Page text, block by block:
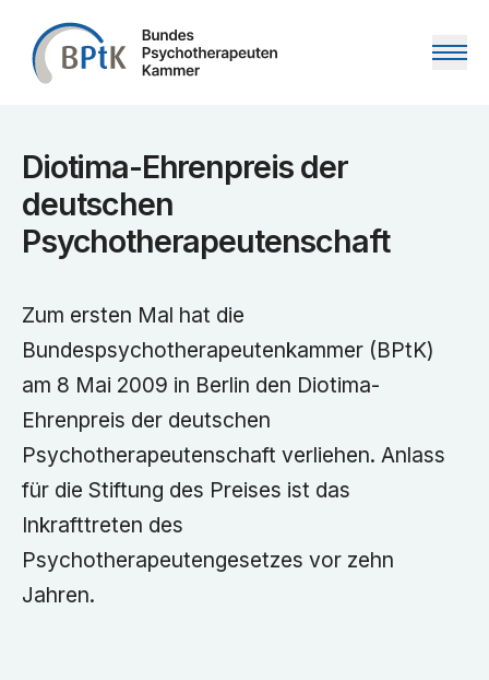
Zum Inhalt springen
Diotima-Ehrenpreis der
deutschen
Psychotherapeutenschaft
Zum ersten Mal hat die
Bundespsychotherapeutenkammer (BPtK)
am 8 Mai 2009 in Berlin den Diotima-
Ehrenpreis der deutschen
Psychotherapeutenschaft verliehen. Anlass
für die Stiftung des Preises ist das
Inkrafttreten des
Psychotherapeutengesetzes vor zehn
Jahren.